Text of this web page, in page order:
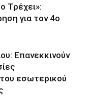
Τρέχει»:
για τον 4ο
Επανεκκινούν
εσωτερικού